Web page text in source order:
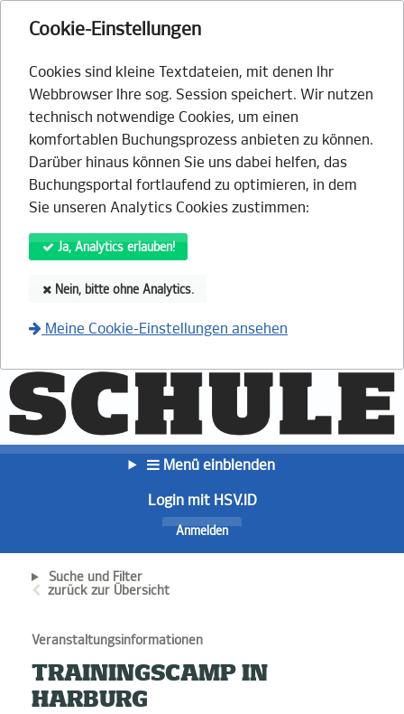
Cookie-Einstellungen
Cookies sind kleine Textdateien, mit denen Ihr
Webbrowser Ihre sog. Session speichert. Wir nutzen
technisch notwendige Cookies, um einen
komfortablen Buchungsprozess anbieten zu können.
Darüber hinaus können Sie uns dabei helfen, das
Buchungsportal fortlaufend zu optimieren, in dem
Sie unseren Analytics Cookies zustimmen:
Ja, Analytics erlauben!
Nein, bitte ohne Analytics.
Meine Cookie-Einstellungen ansehen
Menü einblenden
Login mit HSV.ID
Anmelden
Suche und Filter
zurück zur Übersicht
Veranstaltungsinformationen
TRAININGSCAMP IN
HARBURG